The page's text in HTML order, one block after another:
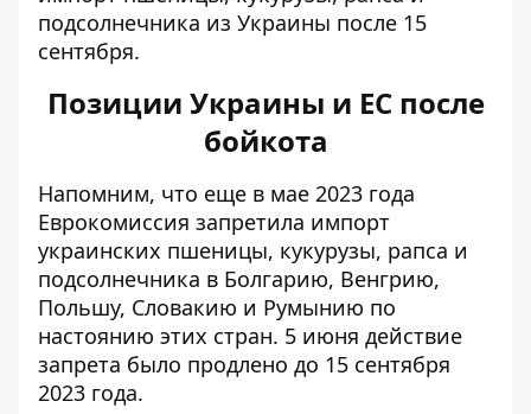
подсолнечника из Украины после 15
сентября.
Позиции Украины и ЕС после
бойкота
Напомним, что еще в мае 2023 года
Еврокомиссия запретила импорт
украинских пшеницы, кукурузы, рапса и
подсолнечника в Болгарию, Венгрию,
Польшу, Словакию и Румынию по
настоянию этих стран. 5 июня действие
запрета было продлено до 15 сентября
2023 года.